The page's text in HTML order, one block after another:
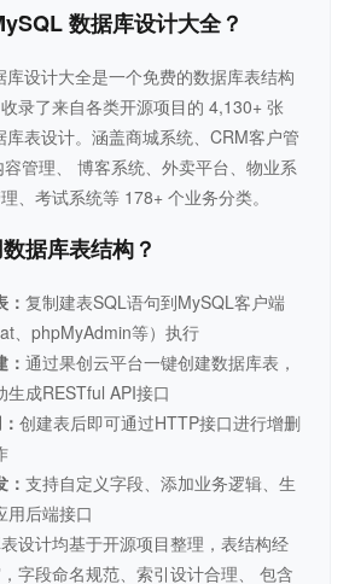
数据库设计大全？
库设计大全是一个免费的数据库表结构
录了来自各类开源项目的 4,130+ 张
库表设计。涵盖商城系统、CRM客户管
管理、 博客系统、外卖平台、物业系
、考试系统等 178+ 个业务分类。
据库表结构？
复制建表SQL语句到MySQL客户端
、phpMyAdmin等）执行
通过果创云平台一键创建数据库表，
生成RESTful API接口
创建表后即可通过HTTP接口进行增删
支持自定义字段、添加业务逻辑、生
用后端接口
设计均基于开源项目整理，表结构经
字段命名规范、索引设计合理、 包含